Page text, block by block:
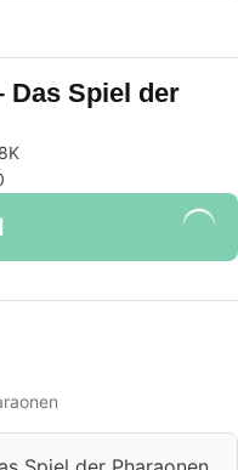
Das Spiel der